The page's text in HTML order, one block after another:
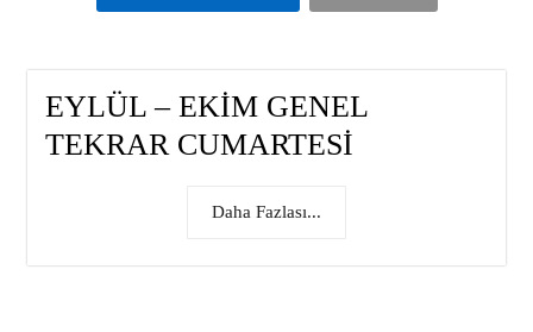
EYLÜL – EKİM GENEL
TEKRAR CUMARTESİ
Daha Fazlası...